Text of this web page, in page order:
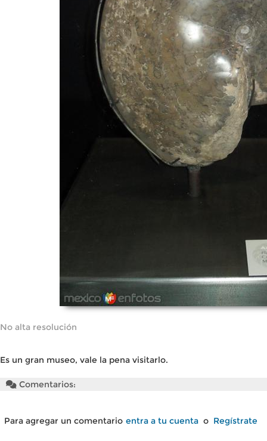
No alta resolución
Es un gran museo, vale la pena visitarlo.
Comentarios:
Para agregar un comentario entra a tu cuenta o Regístrate